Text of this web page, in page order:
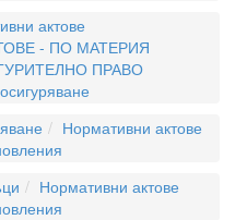
актове
- ПО МАТЕРИЯ
ПРАВО
Нормативни актове
Нормативни актове